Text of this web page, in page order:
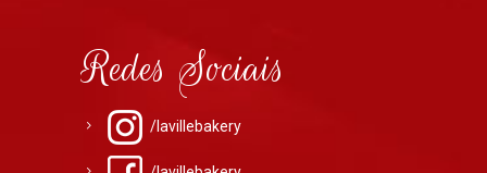
Redes Sociais
/lavillebakery